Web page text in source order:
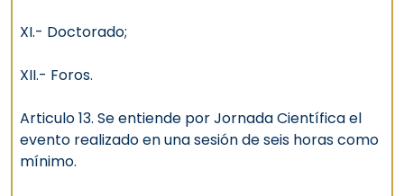
XI.- Doctorado;
XII.- Foros.
Articulo 13. Se entiende por Jornada Científica el
evento realizado en una sesión de seis horas como
mínimo.